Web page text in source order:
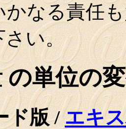
かなる責任
さい。
の単位の
ド版 /エキ